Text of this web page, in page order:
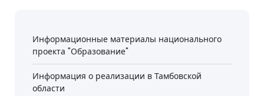
Информационные материалы национального
проекта "Образование"
Информация о реализации в Тамбовской
области